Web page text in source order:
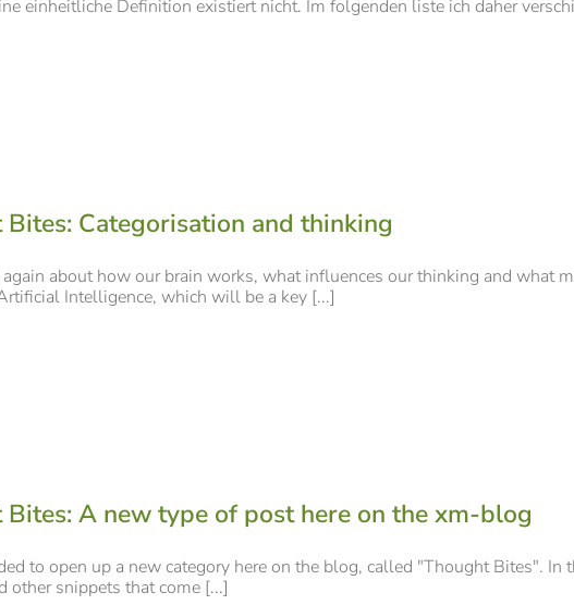
einheitliche Definition existiert nicht. Im folgenden liste ich daher
Categorisation and thinking
again about how our brain works, what influences our thinking and what
Intelligence, which will be a key [...]
Bites: A new type of post here on the xm-blog
to open up a new category here on the blog, called "Thought Bites".
other snippets that come [...]